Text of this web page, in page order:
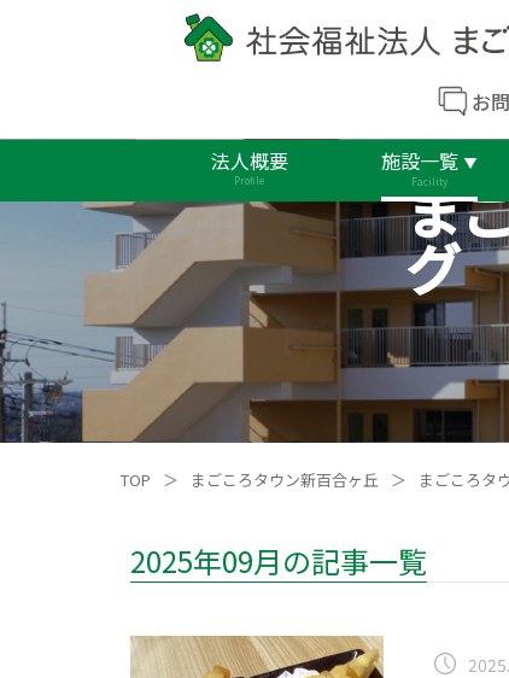
お
法人概要
Profile
施設一覧
Facility
ま
グ
TOP ＞ まごころタウン新百合ヶ丘 ＞ まごころタ
2025年09月の記事一覧